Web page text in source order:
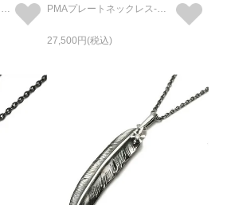
ミッキーマウスラブネックレスS-ピンクゴールド / ペアネックレス PMAプレートネックレス-シルバー
27,500